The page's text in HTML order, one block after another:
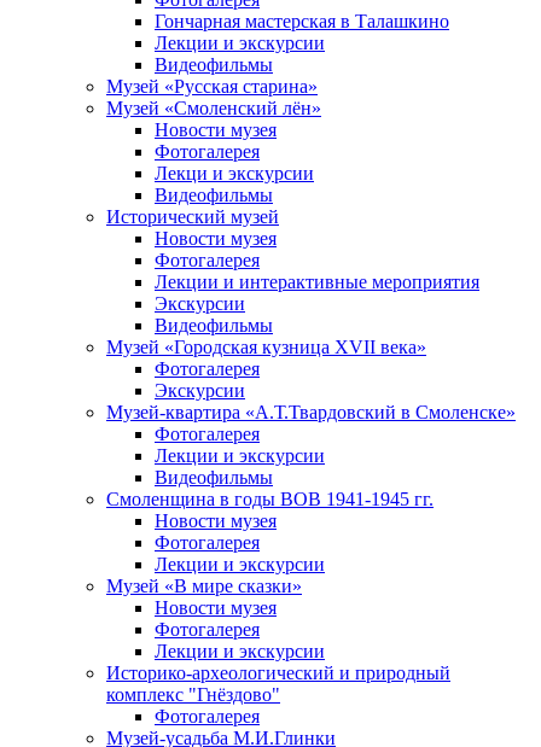
Гончарная мастерская в Талашкино
Лекции и экскурсии
Видеофильмы
Музей «Русская старина»
Музей «Смоленский лён»
Новости музея
Фотогалерея
Лекци и экскурсии
Видеофильмы
Исторический музей
Новости музея
Фотогалерея
Лекции и интерактивные мероприятия
Экскурсии
Видеофильмы
Музей «Городская кузница XVII века»
Фотогалерея
Экскурсии
Музей-квартира «А.Т.Твардовский в Смоленске»
Фотогалерея
Лекции и экскурсии
Видеофильмы
Смоленщина в годы ВОВ 1941-1945 гг.
Новости музея
Фотогалерея
Лекции и экскурсии
Музей «В мире сказки»
Новости музея
Фотогалерея
Лекции и экскурсии
Историко-археологический и природный
комплекс "Гнёздово"
Фотогалерея
Музей-усадьба М.И.Глинки